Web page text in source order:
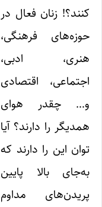
کنند؟! زنان فعال در
حوزه‌های فرهنگی،
هنری، ادبی،
اجتماعی، اقتصادی
و… چقدر هوای
همدیگر را دارند؟ آیا
توان این را دارند که
به‌جای بالا پایین
پریدن‌های مداوم